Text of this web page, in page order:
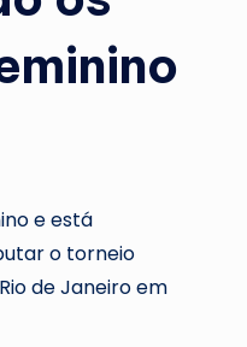
e está
o torneio
de Janeiro em